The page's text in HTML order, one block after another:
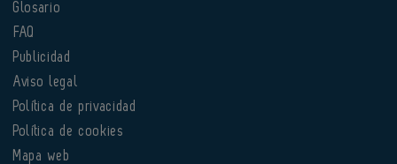
Glosario
FAQ
Publicidad
Aviso legal
Política de privacidad
Política de cookies
Mapa web